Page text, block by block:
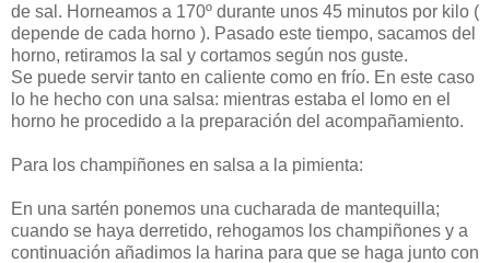
de sal. Horneamos a 170º durante unos 45 minutos por kilo (
depende de cada horno ). Pasado este tiempo, sacamos del
horno, retiramos la sal y cortamos según nos guste.
Se puede servir tanto en caliente como en frío. En este caso
lo he hecho con una salsa: mientras estaba el lomo en el
horno he procedido a la preparación del acompañamiento.
Para los champiñones en salsa a la pimienta:
En una sartén ponemos una cucharada de mantequilla;
cuando se haya derretido, rehogamos los champiñones y a
continuación añadimos la harina para que se haga junto con